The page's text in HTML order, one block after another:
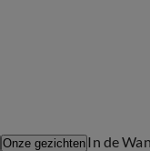
Onze gezichten In de